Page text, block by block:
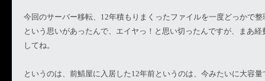
今回のサーバー移転、12年積もりまくったファイルを一度どっかで
という思いがあったんで、エイヤっ！と思い切ったんですが、まあ
してね。
というのは、前鯖屋に入居した12年前というのは、今みたいに大容